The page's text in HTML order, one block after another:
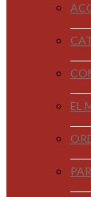
EL